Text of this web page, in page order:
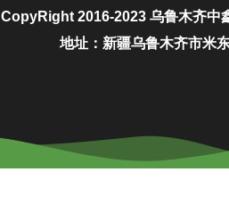
CopyRight 2016-2023 乌鲁木齐中
地址：新疆乌鲁木齐市米